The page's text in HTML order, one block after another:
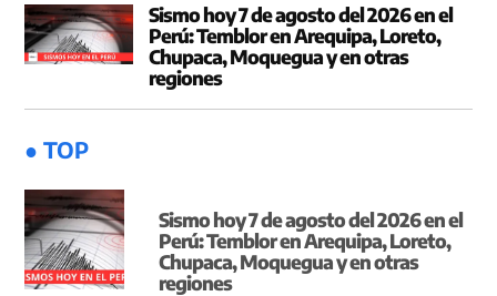
Sismo hoy 7 de agosto del 2026 en el
Perú: Temblor en Arequipa, Loreto,
Chupaca, Moquegua y en otras
regiones
● TOP
Sismo hoy 7 de agosto del 2026 en el
Perú: Temblor en Arequipa, Loreto,
Chupaca, Moquegua y en otras
regiones